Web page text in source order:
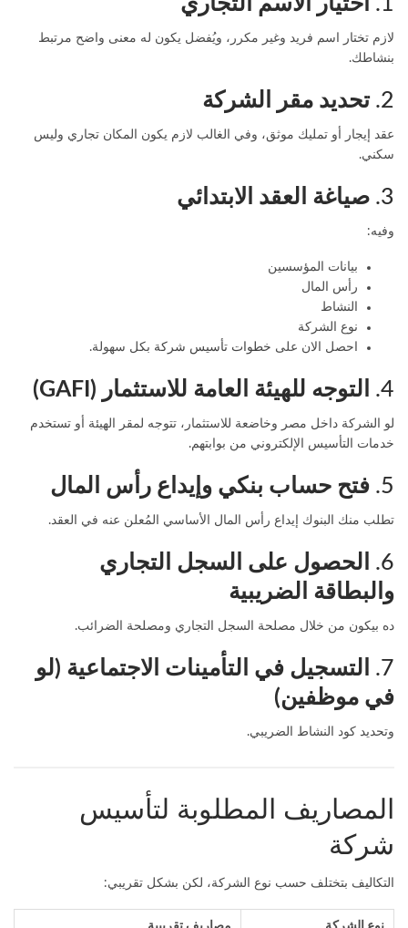
لازم تختار اسم فريد وغير مكرر، ويُفضل يكون له معنى واضح مرتبط
بنشاطك.
2. تحديد مقر الشركة
عقد إيجار أو تمليك موثق، وفي الغالب لازم يكون المكان تجاري وليس
سكني.
3. صياغة العقد الابتدائي
وفيه:
بيانات المؤسسين
رأس المال
النشاط
نوع الشركة
احصل الان على خطوات تأسيس شركة بكل سهولة.
4. التوجه للهيئة العامة للاستثمار (GAFI)
لو الشركة داخل مصر وخاضعة للاستثمار، تتوجه لمقر الهيئة أو تستخدم
خدمات التأسيس الإلكتروني من بوابتهم.
5. فتح حساب بنكي وإيداع رأس المال
تطلب منك البنوك إيداع رأس المال الأساسي المُعلن عنه في العقد.
6.
الحصول على السجل التجاري
والبطاقة الضريبية
ده بيكون من خلال مصلحة السجل التجاري ومصلحة الضرائب.
7.
التسجيل في التأمينات الاجتماعية (لو
في موظفين)
وتحديد كود النشاط الضريبي.
المصاريف المطلوبة لتأسيس
شركة
التكاليف بتختلف حسب نوع الشركة، لكن بشكل تقريبي: